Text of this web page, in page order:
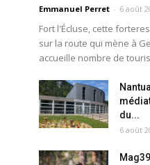
Emmanuel Perret - 6 août
Fort l'Écluse, cette
sur la route qui mène à
accueille nombre de
du...
6 août